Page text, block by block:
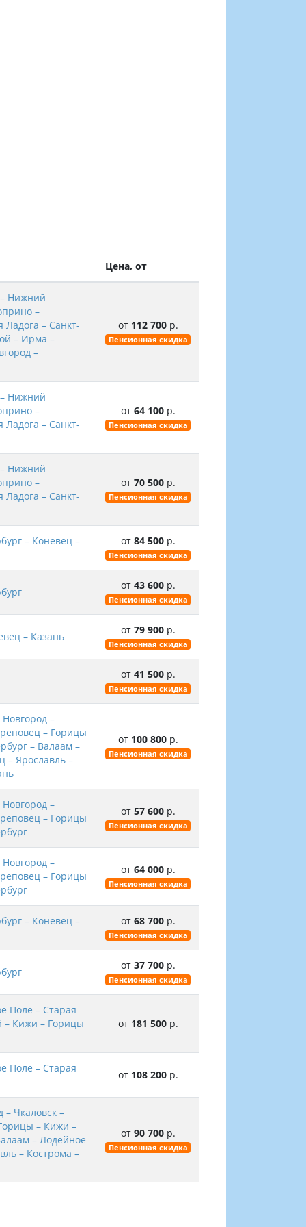
Цена, от
Нижний
–
– Санкт-
– Ирма –
–
от 112 700р.
Пенсионная скидка
Нижний
–
– Санкт-
от 64 100р.
Пенсионная скидка
Нижний
–
– Санкт-
от 70 500р.
Пенсионная скидка
– Коневец –
от 84 500р.
Пенсионная скидка
от 43 600р.
Пенсионная скидка
– Казань
от 79 900р.
Пенсионная скидка
от 41 500р.
Пенсионная скидка
–
– Горицы
– Валаам –
– Ярославль –
от 100 800р.
Пенсионная скидка
–
– Горицы
от 57 600р.
Пенсионная скидка
–
– Горицы
от 64 000р.
Пенсионная скидка
– Коневец –
от 68 700р.
Пенсионная скидка
от 37 700р.
Пенсионная скидка
Поле – Старая
– Кижи – Горицы
от 181 500р.
Поле – Старая
от 108 200р.
Чкаловск –
– Кижи –
– Лодейное
– Кострома –
от 90 700р.
Пенсионная скидка